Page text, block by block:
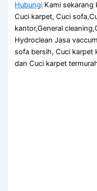
Hubungi Kami sekarang
Cuci karpet, Cuci
kantor,General
Hydroclean Jasa
sofa bersih, Cuci karpet
dan Cuci karpet